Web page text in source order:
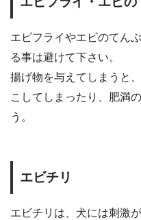
エビフライやエビのてん
る事は避けて下さい。
揚げ物を与えてしまうと
こしてしまったり、肥満
う。
エビチリ
エビチリは、犬には刺激